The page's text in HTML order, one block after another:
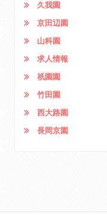
久我園
京田辺園
山科園
求人情報
祇園園
竹田園
西大路園
長岡京園